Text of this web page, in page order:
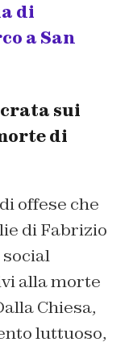
di
a San
sui
di
offese che
di Fabrizio
alla morte
Chiesa,
luttuoso,